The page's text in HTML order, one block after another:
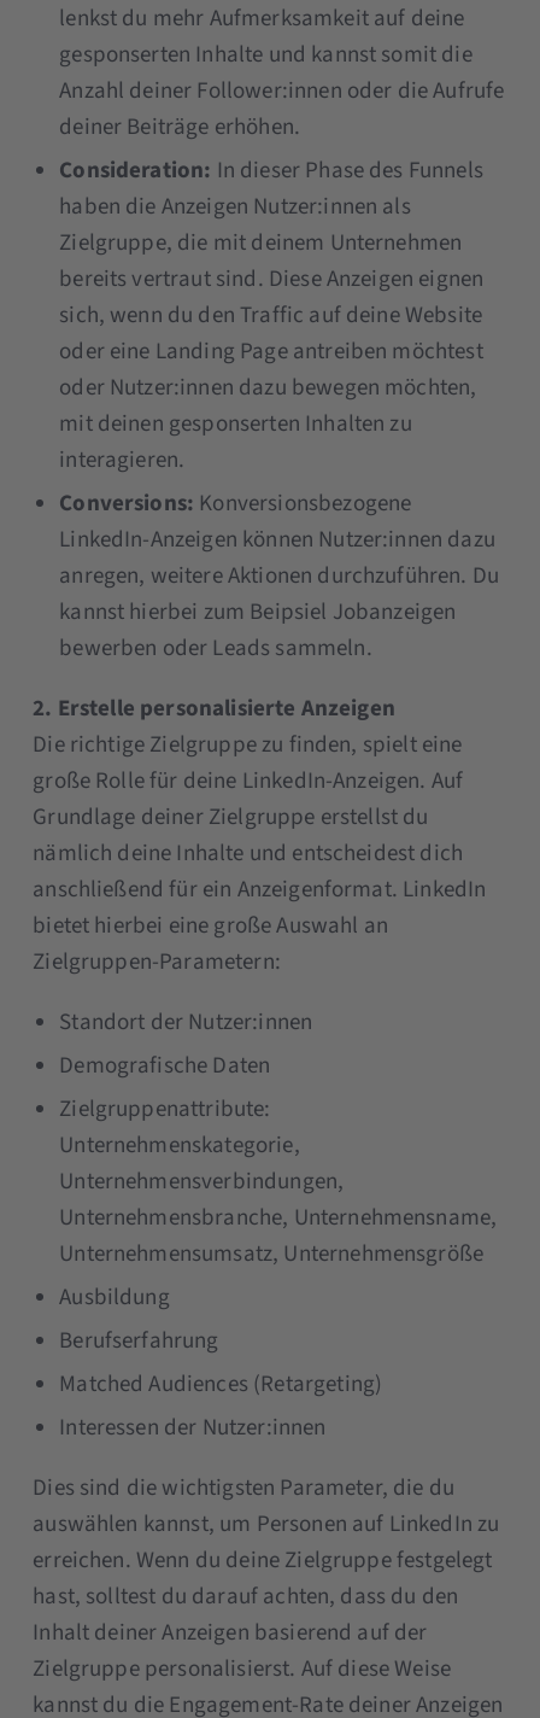
lenkst du mehr Aufmerksamkeit auf deine
gesponserten Inhalte und kannst somit die
Anzahl deiner Follower:innen oder die Aufrufe
deiner Beiträge erhöhen.
Consideration: In dieser Phase des Funnels
haben die Anzeigen Nutzer:innen als
Zielgruppe, die mit deinem Unternehmen
bereits vertraut sind. Diese Anzeigen eignen
sich, wenn du den Traffic auf deine Website
oder eine Landing Page antreiben möchtest
oder Nutzer:innen dazu bewegen möchten,
mit deinen gesponserten Inhalten zu
interagieren.
Conversions: Konversionsbezogene
LinkedIn-Anzeigen können Nutzer:innen dazu
anregen, weitere Aktionen durchzuführen. Du
kannst hierbei zum Beipsiel Jobanzeigen
bewerben oder Leads sammeln.
2. Erstelle personalisierte Anzeigen
Die richtige Zielgruppe zu finden, spielt eine
große Rolle für deine LinkedIn-Anzeigen. Auf
Grundlage deiner Zielgruppe erstellst du
nämlich deine Inhalte und entscheidest dich
anschließend für ein Anzeigenformat. LinkedIn
bietet hierbei eine große Auswahl an
Zielgruppen-Parametern:
Standort der Nutzer:innen
Demografische Daten
Zielgruppenattribute:
Unternehmenskategorie,
Unternehmensverbindungen,
Unternehmensbranche, Unternehmensname,
Unternehmensumsatz, Unternehmensgröße
Ausbildung
Berufserfahrung
Matched Audiences (Retargeting)
Interessen der Nutzer:innen
Dies sind die wichtigsten Parameter, die du
auswählen kannst, um Personen auf LinkedIn zu
erreichen. Wenn du deine Zielgruppe festgelegt
hast, solltest du darauf achten, dass du den
Inhalt deiner Anzeigen basierend auf der
Zielgruppe personalisierst. Auf diese Weise
kannst du die Engagement-Rate deiner Anzeigen